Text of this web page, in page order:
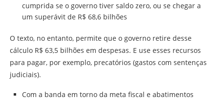
cumprida se o governo tiver saldo zero, ou se chegar a
um superávit de R$ 68,6 bilhões
O texto, no entanto, permite que o governo retire desse
cálculo R$ 63,5 bilhões em despesas. E use esses recursos
para pagar, por exemplo, precatórios (gastos com sentenças
judiciais).
Com a banda em torno da meta fiscal e abatimentos